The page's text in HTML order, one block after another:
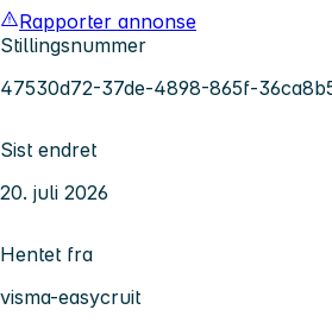
Rapporter annonse
Stillingsnummer
47530d72-37de-4898-865f-
Sist endret
20. juli 2026
Hentet fra
visma-easycruit